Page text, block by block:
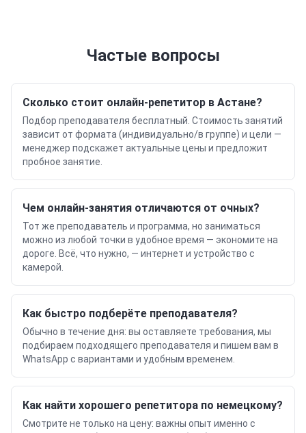
Частые вопросы
Сколько стоит онлайн-репетитор в Астане?
Подбор преподавателя бесплатный. Стоимость занятий
зависит от формата (индивидуально/в группе) и цели —
менеджер подскажет актуальные цены и предложит
пробное занятие.
Чем онлайн-занятия отличаются от очных?
Тот же преподаватель и программа, но заниматься
можно из любой точки в удобное время — экономите на
дороге. Всё, что нужно, — интернет и устройство с
камерой.
Как быстро подберёте преподавателя?
Обычно в течение дня: вы оставляете требования, мы
подбираем подходящего преподавателя и пишем вам в
WhatsApp с вариантами и удобным временем.
Как найти хорошего репетитора по немецкому?
Смотрите не только на цену: важны опыт именно с